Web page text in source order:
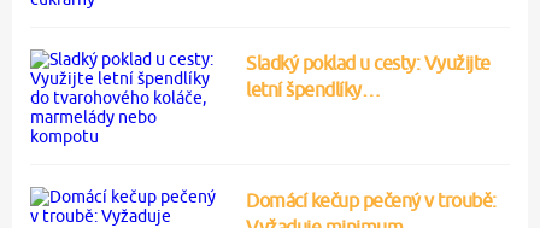
Sladký poklad u cesty: Využijte
letní špendlíky…
Domácí kečup pečený v troubě: